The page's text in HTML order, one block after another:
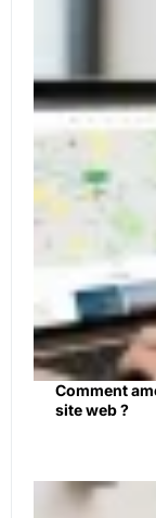
Comment
site web ?